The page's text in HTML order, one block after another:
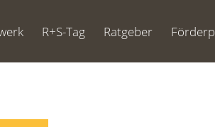
R+S-Tag Ratgeber